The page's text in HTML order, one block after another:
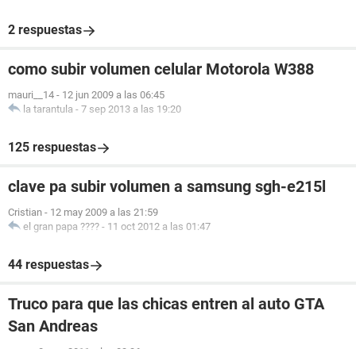
2 respuestas
como subir volumen celular Motorola W388
mauri__14 - 12 jun 2009 a las 06:45
la tarantula - 7 sep 2013 a las 19:20
125 respuestas
clave pa subir volumen a samsung sgh-e215l
Cristian - 12 may 2009 a las 21:59
el gran papa ???? - 11 oct 2012 a las 01:47
44 respuestas
Truco para que las chicas entren al auto GTA
San Andreas